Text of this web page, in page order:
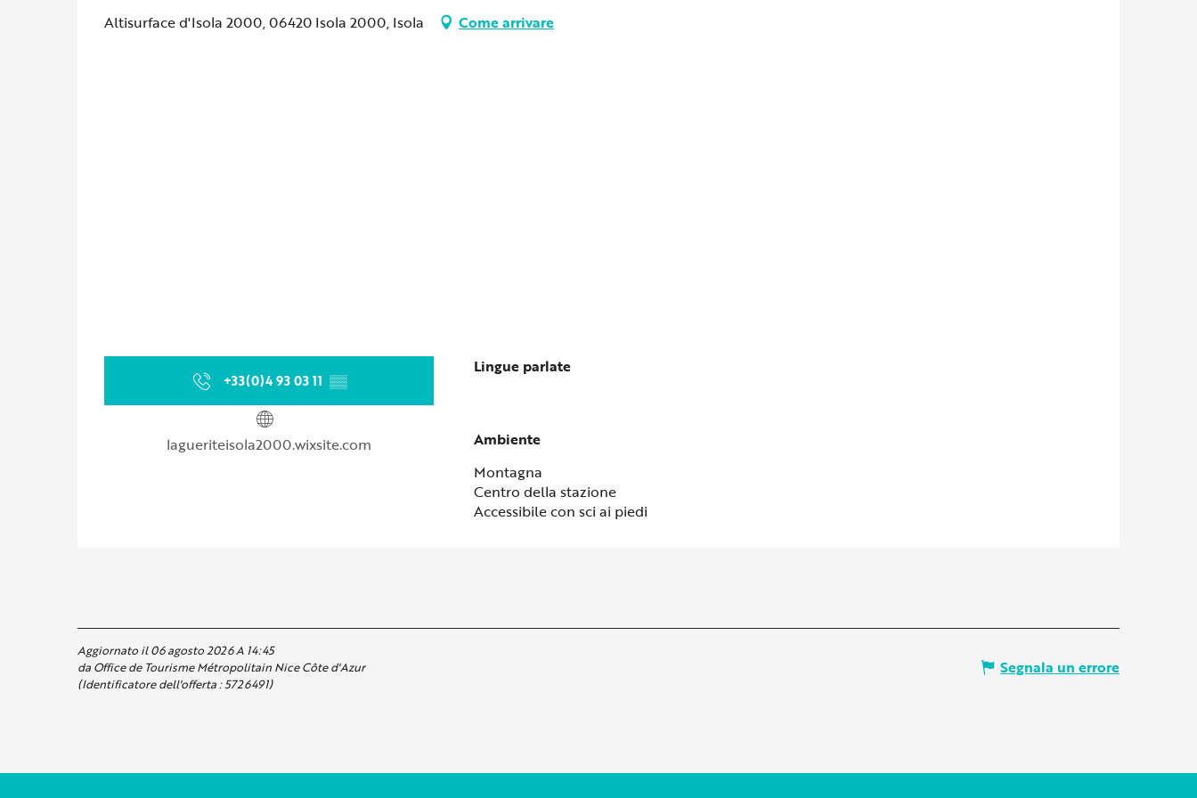
Altisurface d'Isola 2000, 06420 Isola 2000, Isola Come arrivare
+33(0)4 93 03 11 ▒▒
lagueriteisola2000.wixsite.com
Lingue parlate
Lingue parlate
Ambiente
Ambiente
Montagna
Centro della stazione
Accessibile con sci ai piedi
Aggiornato il 06 agosto 2026 A 14:45
da Office de Tourisme Métropolitain Nice Côte d'Azur
(Identificatore dell'offerta :5726491)
Segnala un errore